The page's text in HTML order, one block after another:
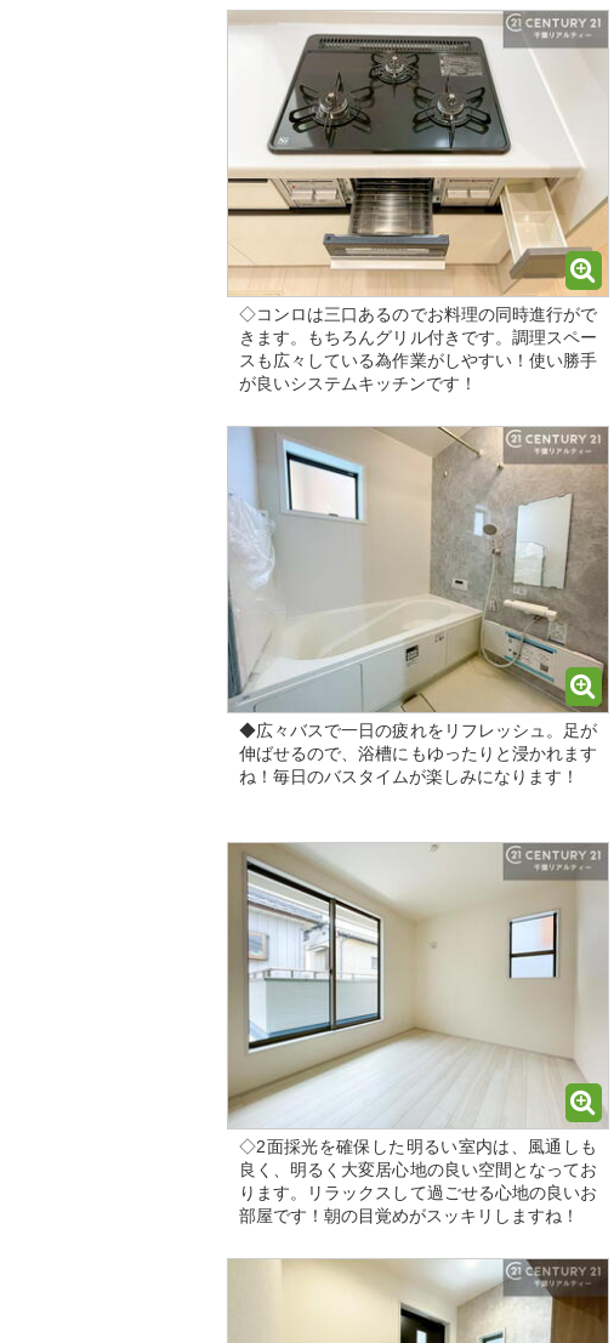
◇コンロは三口あるのでお料理の同時進行がで
きます。もちろんグリル付きです。調理スペー
スも広々している為作業がしやすい！使い勝手
が良いシステムキッチンです！
◆広々バスで一日の疲れをリフレッシュ。足が
伸ばせるので、浴槽にもゆったりと浸かれます
ね！毎日のバスタイムが楽しみになります！
◇2面採光を確保した明るい室内は、風通しも
良く、明るく大変居心地の良い空間となってお
ります。リラックスして過ごせる心地の良いお
部屋です！朝の目覚めがスッキリしますね！